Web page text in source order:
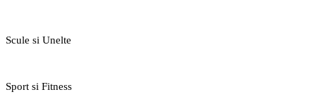
Scule si Unelte
Sport si Fitness